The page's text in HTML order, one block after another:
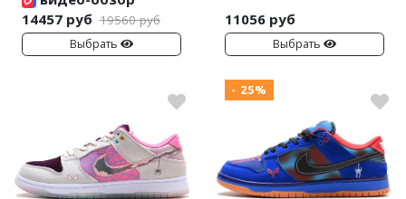
14457 руб 19560 руб
Выбрать
11056 руб
Выбрать
- 25%